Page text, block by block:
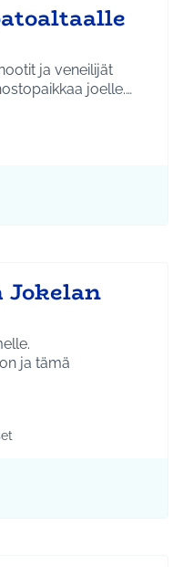
ja veneilijät
joelle.…
mukaan: Ympäristö
ja tämä
Liikunta ja